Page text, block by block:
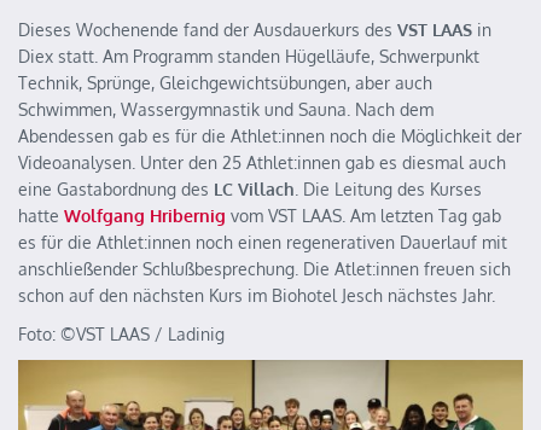
Dieses Wochenende fand der Ausdauerkurs des VST LAAS in
Diex statt. Am Programm standen Hügelläufe, Schwerpunkt
Technik, Sprünge, Gleichgewichtsübungen, aber auch
Schwimmen, Wassergymnastik und Sauna. Nach dem
Abendessen gab es für die Athlet:innen noch die Möglichkeit der
Videoanalysen. Unter den 25 Athlet:innen gab es diesmal auch
eine Gastabordnung des LC Villach . Die Leitung des Kurses
hatte Wolfgang Hribernig vom VST LAAS. Am letzten Tag gab
es für die Athlet:innen noch einen regenerativen Dauerlauf mit
anschließender Schlußbesprechung. Die Atlet:innen freuen sich
schon auf den nächsten Kurs im Biohotel Jesch nächstes Jahr.
Foto: ©️VST LAAS / Ladinig